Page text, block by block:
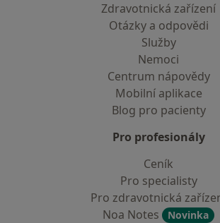
Zdravotnická zařízení
Otázky a odpovědi
Služby
Nemoci
Centrum nápovědy
Mobilní aplikace
Blog pro pacienty
Pro profesionály
Ceník
Pro specialisty
Pro zdravotnická
Noa Notes
Novinka